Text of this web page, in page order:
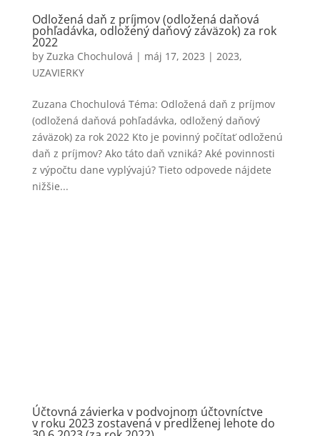
Odložená daň z príjmov (odložená daňová
pohľadávka, odložený daňový záväzok) za rok
2022
by Zuzka Chochulová | máj 17, 2023 | 2023,
UZAVIERKY
Zuzana Chochulová Téma: Odložená daň z príjmov
(odložená daňová pohľadávka, odložený daňový
záväzok) za rok 2022 Kto je povinný počítať odloženú
daň z príjmov? Ako táto daň vzniká? Aké povinnosti
z výpočtu dane vyplývajú? Tieto odpovede nájdete
nižšie...
Účtovná závierka v podvojnom účtovníctve
v roku 2023 zostavená v predĺženej lehote do